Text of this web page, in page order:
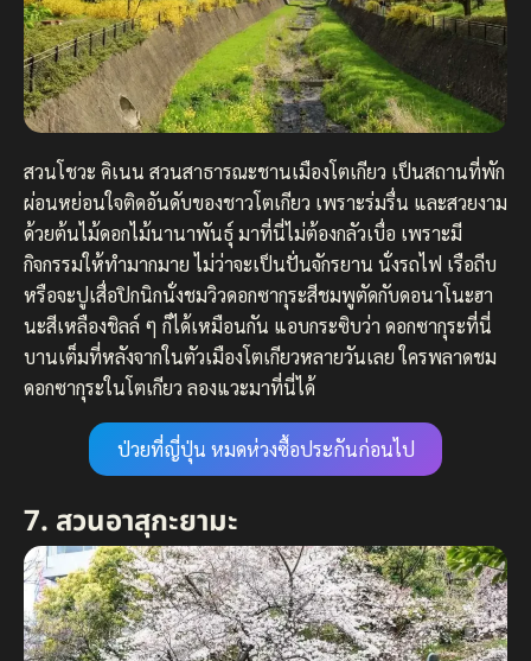
สวนโชวะ คิเนน สวนสาธารณะชานเมืองโตเกียว เป็นสถานที่พัก
ผ่อนหย่อนใจติดอันดับของชาวโตเกียว เพราะร่มรื่น และสวยงาม
ด้วยต้นไม้ดอกไม้นานาพันธุ์ มาที่นี่ไม่ต้องกลัวเบื่อ เพราะมี
กิจกรรมให้ทำมากมาย ไม่ว่าจะเป็นปั่นจักรยาน นั่งรถไฟ เรือถีบ
หรือจะปูเสื่อปิกนิกนั่งชมวิวดอกซากุระสีชมพูตัดกับดอนาโนะฮา
นะสีเหลืองชิลล์ ๆ ก็ได้เหมือนกัน แอบกระซิบว่า ดอกซากุระที่นี่
บานเต็มที่หลังจากในตัวเมืองโตเกียวหลายวันเลย ใครพลาดชม
ดอกซากุระในโตเกียว ลองแวะมาที่นี่ได้
ป่วยที่ญี่ปุ่น หมดห่วงซื้อประกันก่อนไป
7. สวนอาสุกะยามะ